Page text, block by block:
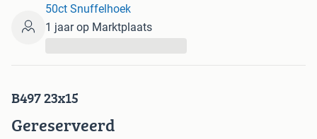
B497 23x15
Gereserveerd
50ct Snuffelhoek
1 jaar op Marktplaats